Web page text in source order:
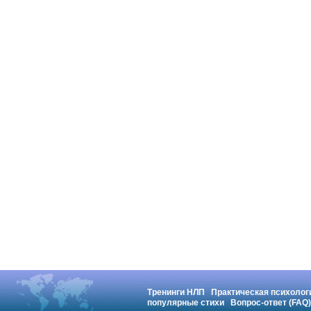
Тренинги НЛП
Практическая
популярные стихи
Вопрос-ответ (FAQ)